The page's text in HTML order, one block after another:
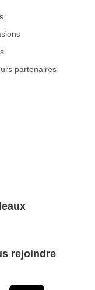
partenaires
rejoindre